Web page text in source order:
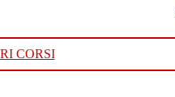
CORSI